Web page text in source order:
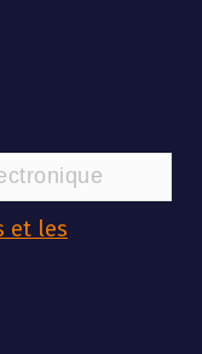
et les